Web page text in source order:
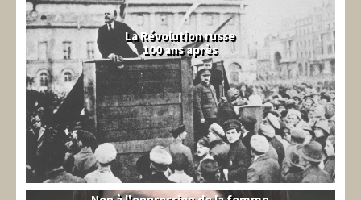
La Révolution russe
100 ans après